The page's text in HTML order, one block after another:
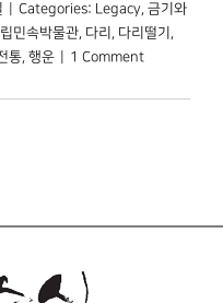
Categories: Legacy, 금기와
민속박물관, 다리 , 다리떨기 ,
통, 행운
1 Comment